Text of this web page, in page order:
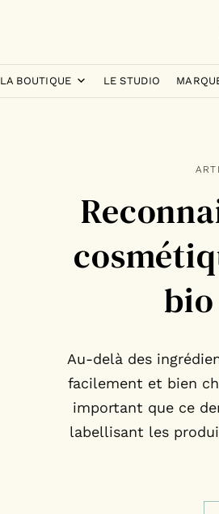
LA BOUTIQUE LE STUDIO
Au-delà des
facilement et bien
important que ce
labellisant les